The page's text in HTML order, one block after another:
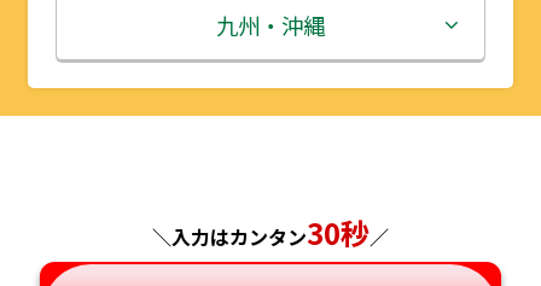
秋田県
山形県
埼玉県
千葉県
神奈川県
石川県
福井県
長野県
滋賀県
京都府
兵庫県
鳥取県
島根県
広島県
九州・沖縄
福岡県
長崎県
＼入力はカンタン30秒／